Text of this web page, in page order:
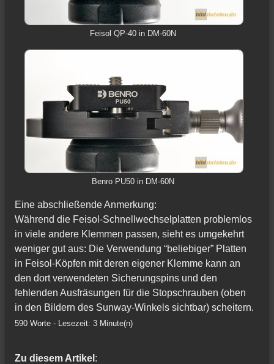
Feisol QP-40 in DM-60N
Benro PU50 in DM-60N
Eine abschließende Anmerkung:
Während die Feisol-Schnellwechselplatten problemlos
in viele andere Klemmen passen, sieht es umgekehrt
weniger gut aus: Die Verwendung “beliebiger” Platten
in Feisol-Köpfen mit deren eigener Klemme kann an
den dort verwendeten Sicherungspins und den
fehlenden Ausfräsungen für die Stopschrauben (oben
in den Bildern des Sunway-Winkels sichtbar) scheitern.
590 Worte - Lesezeit: 3 Minute(n)
Zu diesem Artikel :